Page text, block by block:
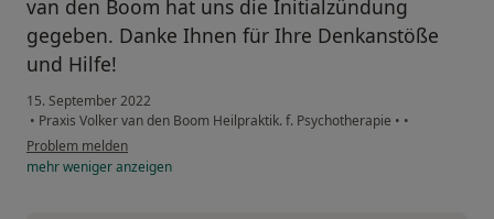
van den Boom hat uns die Initialzündung
gegeben. Danke Ihnen für Ihre Denkanstöße
und Hilfe!
15. September 2022
• Praxis Volker van den Boom Heilpraktik. f. Psychotherapie • •
Problem melden
mehrwenigeranzeigen